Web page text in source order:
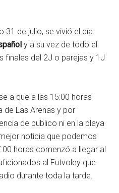
31 de julio, se vivió el día
y a su vez de todo el
finales del 2J o parejas y 1J
a que a las 15:00 horas
de Las Arenas y por
de publico ni en la playa
noticia que podemos
horas comenzó a llegar al
al Futvoley que
durante toda la tarde.